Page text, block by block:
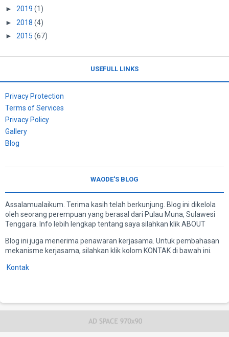
► 2019 (1)
► 2018 (4)
► 2015 (67)
USEFULL LINKS
Privacy Protection
Terms of Services
Privacy Policy
Gallery
Blog
WAODE'S BLOG
Assalamualaikum. Terima kasih telah berkunjung. Blog ini dikelola
oleh seorang perempuan yang berasal dari Pulau Muna, Sulawesi
Tenggara. Info lebih lengkap tentang saya silahkan klik ABOUT
Blog ini juga menerima penawaran kerjasama. Untuk pembahasan
mekanisme kerjasama, silahkan klik kolom KONTAK di bawah ini.
Kontak